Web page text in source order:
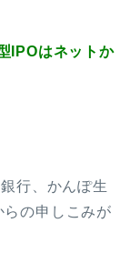
IPOはネットか
行、かんぽ生
の申しこみが